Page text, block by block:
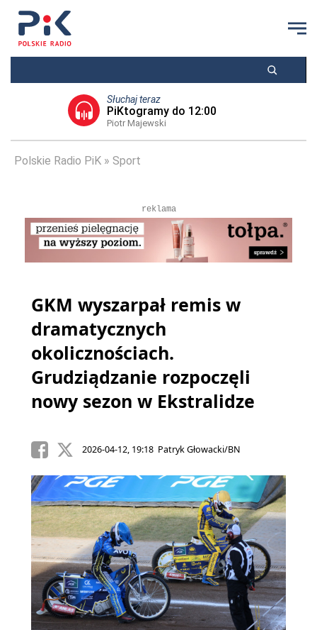
Słuchaj teraz
PiKtogramy do 12:00
Piotr Majewski
Polskie Radio PiK Sport
reklama
GKM wyszarpał remis w
dramatycznych
okolicznościach.
Grudziądzanie rozpoczęli
nowy sezon w Ekstralidze
2026-04-12, 19:18 Patryk Głowacki/BN